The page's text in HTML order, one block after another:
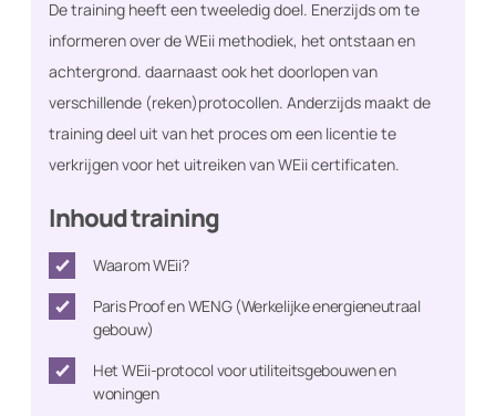
De training heeft een tweeledig doel. Enerzijds om te
informeren over de WEii methodiek, het ontstaan en
achtergrond. daarnaast ook het doorlopen van
verschillende (reken)protocollen. Anderzijds maakt de
training deel uit van het proces om een licentie te
verkrijgen voor het uitreiken van WEii certificaten.
Inhoud training
Waarom WEii?
Paris Proof en WENG (Werkelijke energieneutraal
gebouw)
Het WEii-protocol voor utiliteitsgebouwen en
woningen